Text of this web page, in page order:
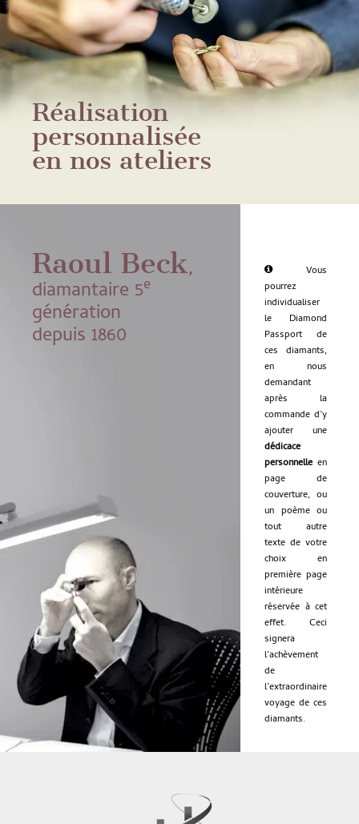
Réalisation
personnalisée
en nos ateliers
Raoul Beck,
diamantaire 5e
génération
depuis 1860
Vous
pourrez
individualiser
le Diamond
Passport de
ces diamants,
en nous
demandant
après la
commande d’y
ajouter une
dédicace
personnelle en
page de
couverture, ou
un poème ou
tout autre
texte de votre
choix en
première page
intérieure
réservée à cet
effet. Ceci
signera
l’achèvement
de
l’extraordinaire
voyage de ces
diamants.